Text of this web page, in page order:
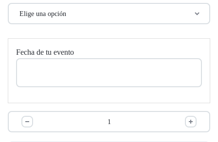
Fecha de tu evento